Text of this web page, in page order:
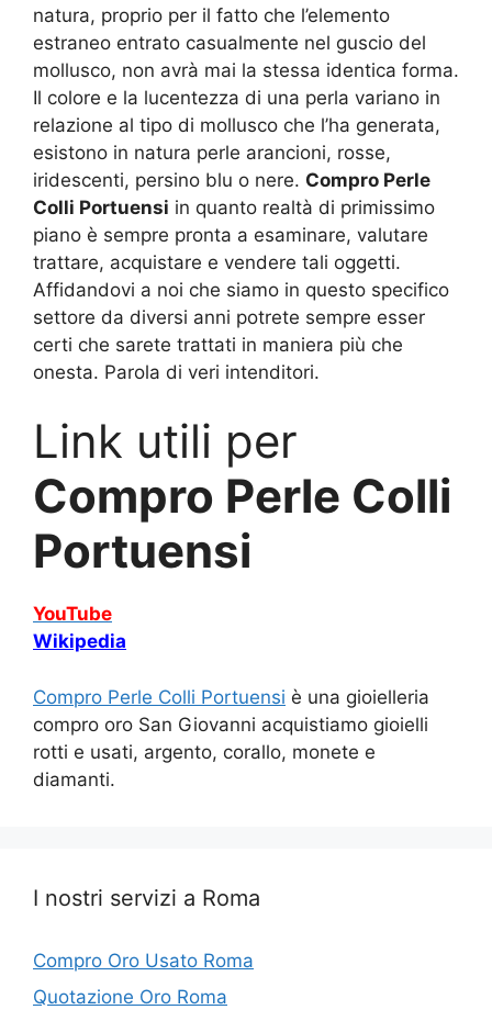
natura, proprio per il fatto che l’elemento
estraneo entrato casualmente nel guscio del
mollusco, non avrà mai la stessa identica forma.
Il colore e la lucentezza di una perla variano in
relazione al tipo di mollusco che l’ha generata,
esistono in natura perle arancioni, rosse,
iridescenti, persino blu o nere. Compro Perle
Colli Portuensi in quanto realtà di primissimo
piano è sempre pronta a esaminare, valutare
trattare, acquistare e vendere tali oggetti.
Affidandovi a noi che siamo in questo specifico
settore da diversi anni potrete sempre esser
certi che sarete trattati in maniera più che
onesta. Parola di veri intenditori.
Link utili per
Compro Perle Colli
Portuensi
YouTube
Wikipedia
Compro Perle Colli Portuensi è una gioielleria
compro oro San Giovanni acquistiamo gioielli
rotti e usati, argento, corallo, monete e
diamanti.
I nostri servizi a Roma
Compro Oro Usato Roma
Quotazione Oro Roma